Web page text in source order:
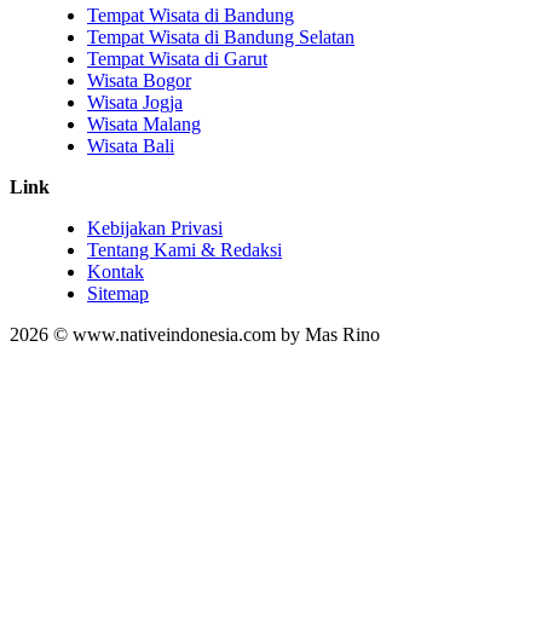
Tempat Wisata di Bandung
Tempat Wisata di Bandung Selatan
Tempat Wisata di Garut
Wisata Bogor
Wisata Jogja
Wisata Malang
Wisata Bali
Link
Kebijakan Privasi
Tentang Kami & Redaksi
Kontak
Sitemap
2026 © www.nativeindonesia.com by Mas Rino